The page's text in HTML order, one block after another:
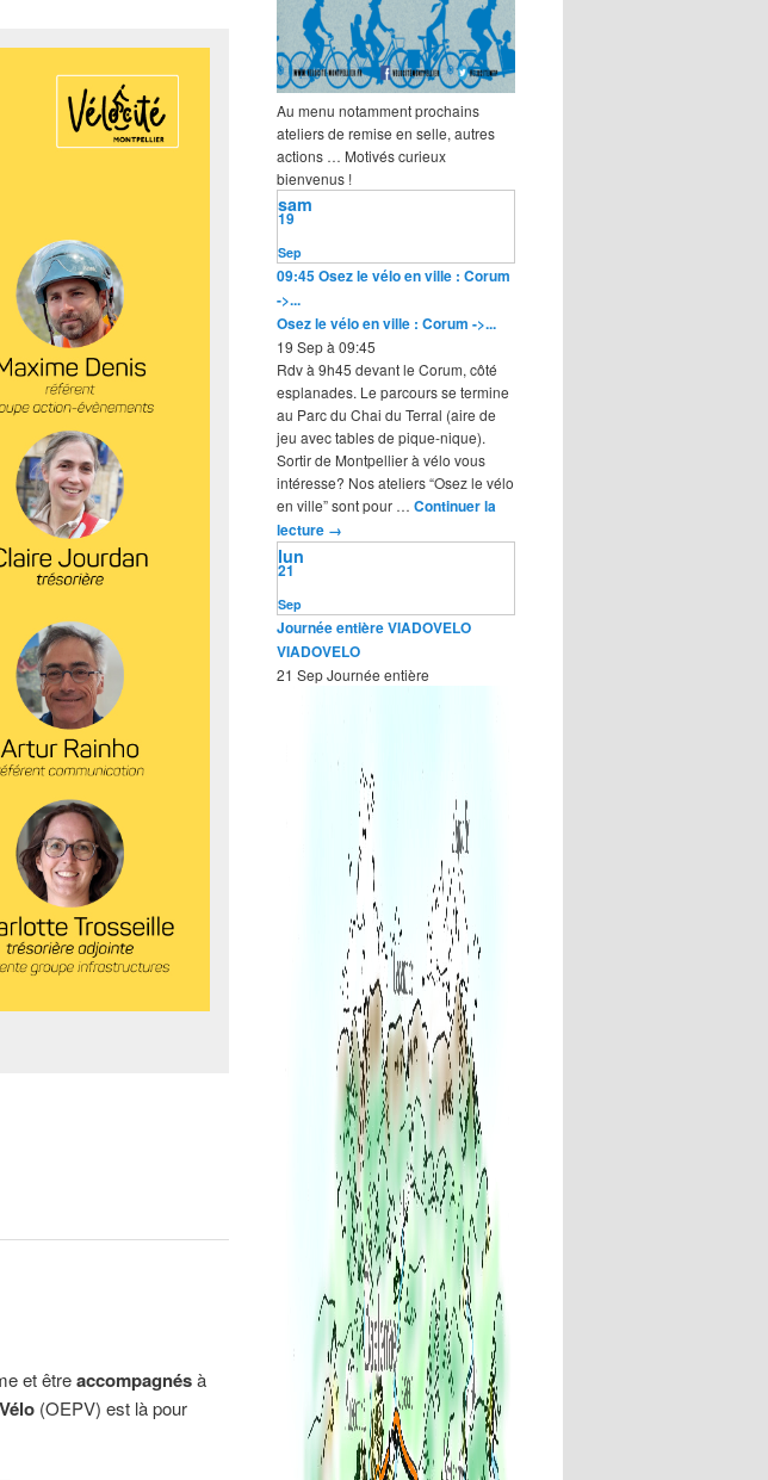
et êtreaccompagnésà
(OEPV) est là pour
Au menu notamment prochains
ateliers de remise en selle, autres
actions … Motivés curieux
bienvenus !
Sep
19
sam
09:45Osez le vélo en ville : Corum
->...
Osez le vélo en ville : Corum ->...
19 Sep à 09:45
Rdv à 9h45 devant le Corum, côté
esplanades. Le parcours se termine
au Parc du Chai du Terral (aire de
jeu avec tables de pique-nique).
Sortir de Montpellier à vélo vous
intéresse? Nos ateliers “Osez le vélo
en ville” sont pour … Continuer la
lecture →
Sep
21
lun
Journée entièreVIADOVELO
VIADOVELO
21 SepJournée entière